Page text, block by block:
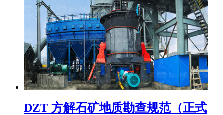
DZT 方解石矿地质勘查规范（正式